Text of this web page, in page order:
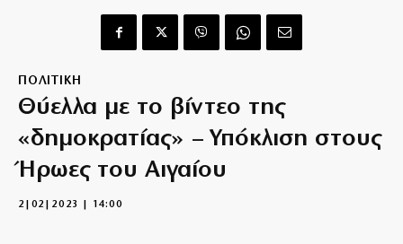
ΠΟΛΙΤΙΚΗ
Θύελλα με το βίντεο της
«δημοκρατίας» – Υπόκλιση στους
Ήρωες του Αιγαίου
2|02|2023 | 14:00